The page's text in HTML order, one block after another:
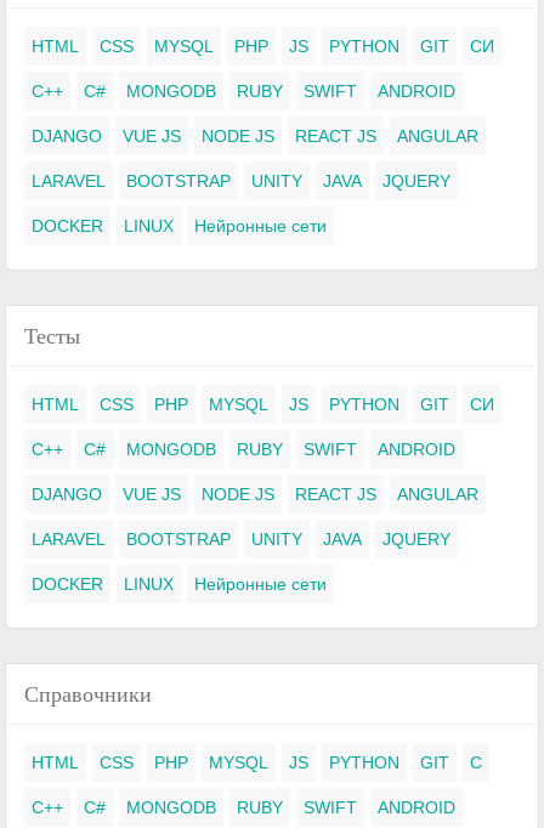
HTML CSS MYSQL PHP JS PYTHON GIT СИ
C++ C# MONGODB RUBY SWIFT ANDROID
DJANGO VUE JS NODE JS REACT JS ANGULAR
LARAVEL BOOTSTRAP UNITY JAVA JQUERY
DOCKER LINUX Нейронные сети
Тесты
HTML CSS PHP MYSQL JS PYTHON GIT СИ
C++ C# MONGODB RUBY SWIFT ANDROID
DJANGO VUE JS NODE JS REACT JS ANGULAR
LARAVEL BOOTSTRAP UNITY JAVA JQUERY
DOCKER LINUX Нейронные сети
Справочники
HTML CSS PHP MYSQL JS PYTHON GIT C
C++ C# MONGODB RUBY SWIFT ANDROID